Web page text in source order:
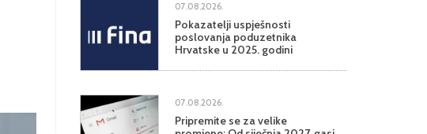
07.08.2026.
Pokazatelji uspješnosti
poslovanja poduzetnika
Hrvatske u 2025. godini
07.08.2026.
Pripremite se za velike